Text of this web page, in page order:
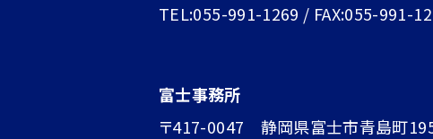
TEL:055-991-1269 / FAX:055-991-
富士事務所
〒417-0047 静岡県富士市青島町